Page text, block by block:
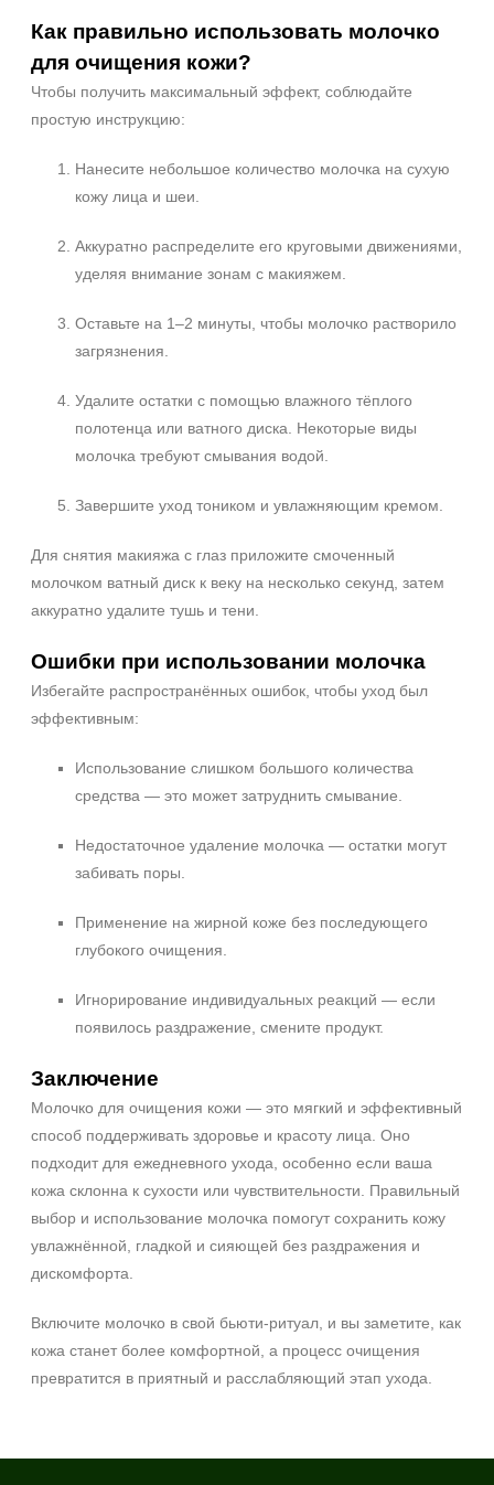
Как правильно использовать молочко
для очищения кожи?
Чтобы получить максимальный эффект, соблюдайте
простую инструкцию:
Нанесите небольшое количество молочка на сухую
кожу лица и шеи.
Аккуратно распределите его круговыми движениями,
уделяя внимание зонам с макияжем.
Оставьте на 1–2 минуты, чтобы молочко растворило
загрязнения.
Удалите остатки с помощью влажного тёплого
полотенца или ватного диска. Некоторые виды
молочка требуют смывания водой.
Завершите уход тоником и увлажняющим кремом.
Для снятия макияжа с глаз приложите смоченный
молочком ватный диск к веку на несколько секунд, затем
аккуратно удалите тушь и тени.
Ошибки при использовании молочка
Избегайте распространённых ошибок, чтобы уход был
эффективным:
Использование слишком большого количества
средства — это может затруднить смывание.
Недостаточное удаление молочка — остатки могут
забивать поры.
Применение на жирной коже без последующего
глубокого очищения.
Игнорирование индивидуальных реакций — если
появилось раздражение, смените продукт.
Заключение
Молочко для очищения кожи — это мягкий и эффективный
способ поддерживать здоровье и красоту лица. Оно
подходит для ежедневного ухода, особенно если ваша
кожа склонна к сухости или чувствительности. Правильный
выбор и использование молочка помогут сохранить кожу
увлажнённой, гладкой и сияющей без раздражения и
дискомфорта.
Включите молочко в свой бьюти‑ритуал, и вы заметите, как
кожа станет более комфортной, а процесс очищения
превратится в приятный и расслабляющий этап ухода.